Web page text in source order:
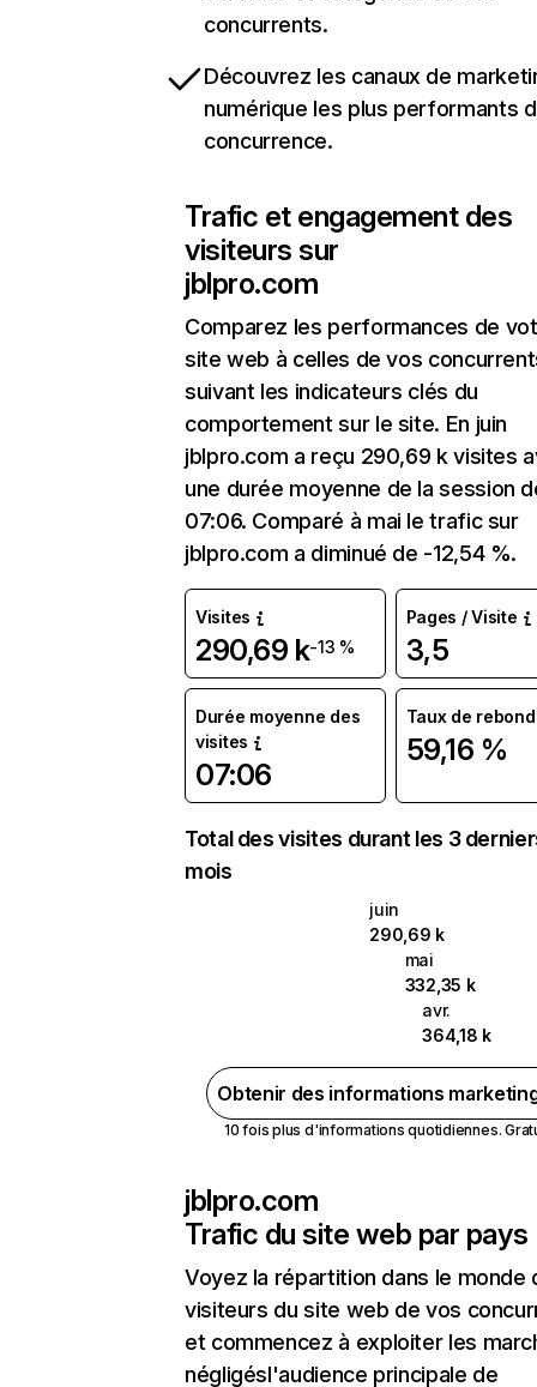
concurrents.
Découvrez les canaux de
numérique les plus performants
concurrence.
Trafic et engagement des
visiteurs sur
jblpro.com
Comparez les performances de
site web à celles de vos
suivant les indicateurs clés du
comportement sur le site. En juin
jblpro.com a reçu 290,69 k visites
une durée moyenne de la session
07:06. Comparé à mai le trafic sur
jblpro.com a diminué de -12,54 %.
Visites
290,69 k-13 %
Pages / Visite
3,5
Durée moyenne des
visites
07:06
Taux de rebond
59,16 %
Total des visites durant les 3
mois
juin
290,69 k
mai
332,35 k
avr.
364,18 k
Obtenir des informations
10 fois plus d'informations quotidiennes.
jblpro.com
Trafic du site web par pays
Voyez la répartition dans le monde
visiteurs du site web de vos
et commencez à exploiter les
négligésl'audience principale de